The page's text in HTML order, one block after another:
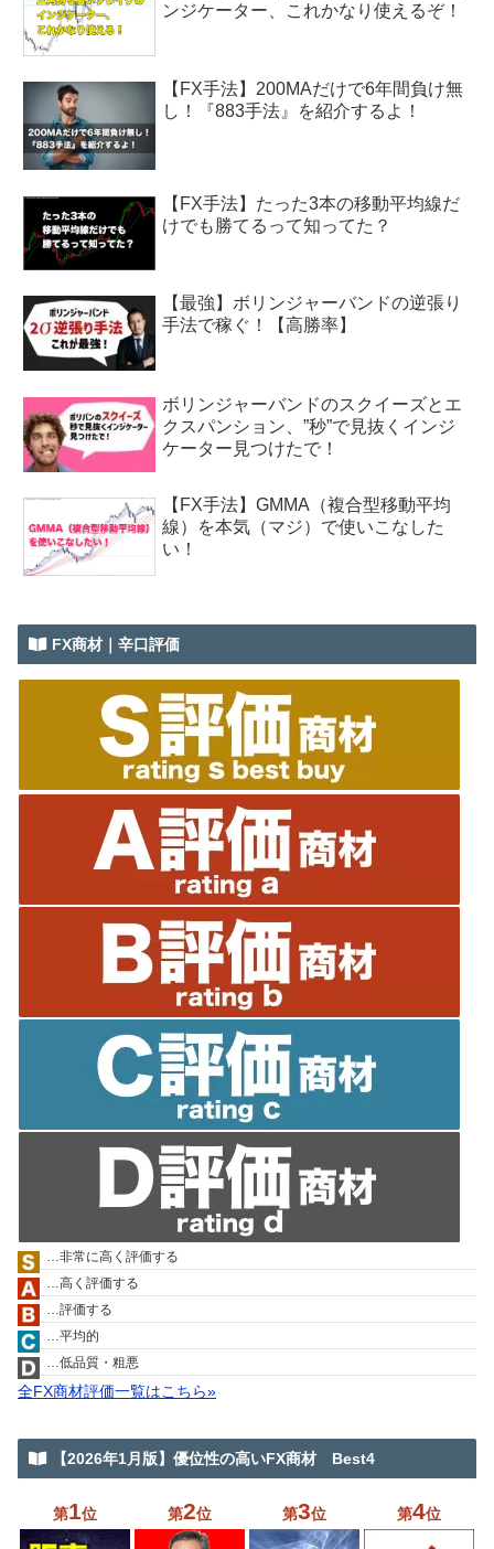
ンジケーター、これかなり使えるぞ！
【FX手法】200MAだけで6年間負け無
し！『883手法』を紹介するよ！
【FX手法】たった3本の移動平均線だ
けでも勝てるって知ってた？
【最強】ボリンジャーバンドの逆張り
手法で稼ぐ！【高勝率】
ボリンジャーバンドのスクイーズとエ
クスパンション、”秒”で見抜くインジ
ケーター見つけたで！
【FX手法】GMMA（複合型移動平均
線）を本気（マジ）で使いこなした
い！
FX商材｜辛口評価
…非常に高く評価する
…高く評価する
…評価する
…平均的
…低品質・粗悪
全FX商材評価一覧はこちら»
【2026年1月版】優位性の高いFX商材 Best4
第1位 第2位 第3位 第4位